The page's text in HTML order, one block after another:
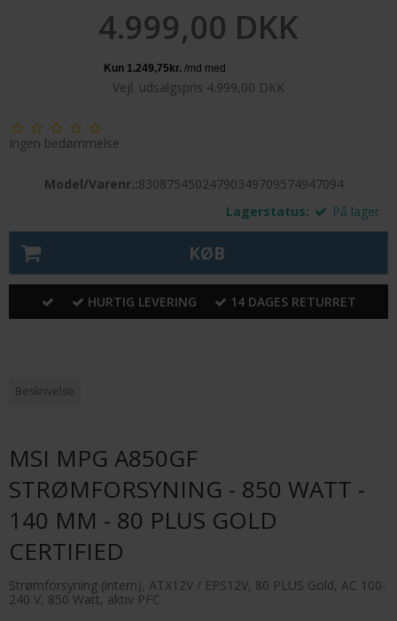
4.999,00 DKK
Vejl. udsalgspris 4.999,00 DKK
Ingen bedømmelse
Model/Varenr.:83087545024790349709574947094
Lagerstatus:
På lager
KØB
HURTIG LEVERING 14 DAGES RETURRET
Beskrivelse
MSI MPG A850GF
STRØMFORSYNING - 850 WATT -
140 MM - 80 PLUS GOLD
CERTIFIED
Strømforsyning (intern), ATX12V / EPS12V, 80 PLUS Gold, AC 100-
240 V, 850 Watt, aktiv PFC